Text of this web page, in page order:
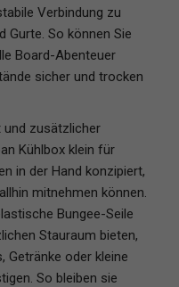
Verbindung zu
Gurte. So können Sie
Board-Abenteuer
sicher und trocken
und zusätzlicher
Kühlbox klein für
in der Hand konzipiert,
mitnehmen können.
Bungee-Seile
Stauraum bieten,
Getränke oder kleine
So bleiben sie